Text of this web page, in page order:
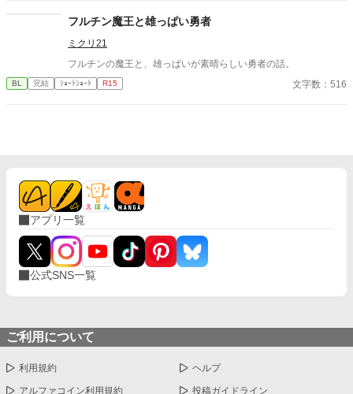
フルチン魔王と雄っぱい勇者
ミクリ21
フルチンの魔王と、雄っぱいが素晴らしい勇者の話。
BL 完結 ｼｮｰﾄｼｮｰﾄ R15 文字数：516
アプリ一覧
公式SNS一覧
ご利用について
利用規約 ヘルプ
アルファコイン利用規約 投稿ガイドライン